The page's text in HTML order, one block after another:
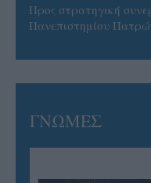
Προς στρατηγική
Πανεπιστημίου
ΓΝΩΜΕΣ